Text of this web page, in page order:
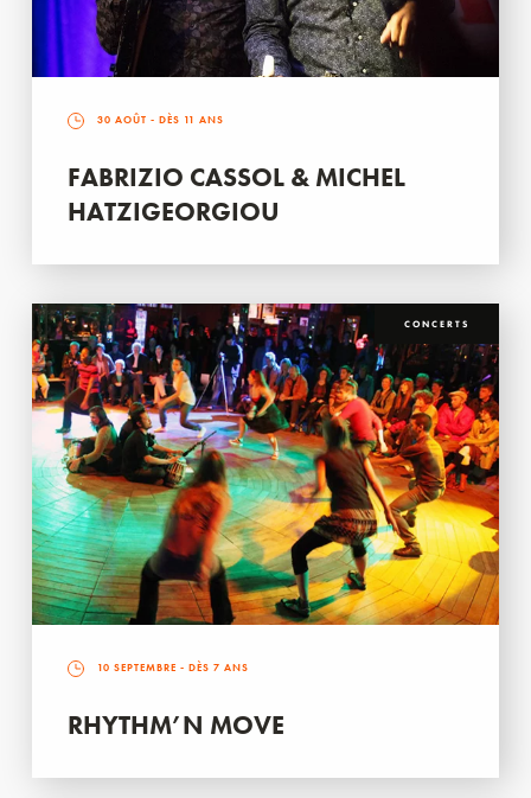
30 AOÛT - DÈS 11 ANS
FABRIZIO CASSOL & MICHEL
HATZIGEORGIOU
CONCERTS
10 SEPTEMBRE - DÈS 7 ANS
RHYTHM’N MOVE